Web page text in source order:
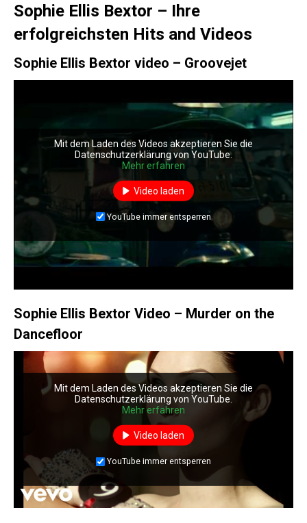
Sophie Ellis Bextor – Ihre
erfolgreichsten Hits and Videos
Sophie Ellis Bextor video – Groovejet
Mit dem Laden des Videos akzeptieren Sie die
Datenschutzerklärung von YouTube.
Mehr erfahren
Video laden
YouTube immer entsperren
Sophie Ellis Bextor Video – Murder on the
Dancefloor
Mit dem Laden des Videos akzeptieren Sie die
Datenschutzerklärung von YouTube.
Mehr erfahren
Video laden
YouTube immer entsperren